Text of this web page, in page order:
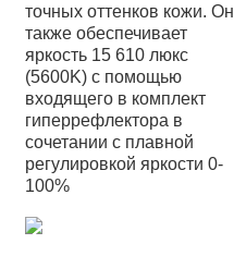
точных оттенков кожи. Он
также обеспечивает
яркость 15 610 люкс
(5600K) с помощью
входящего в комплект
гиперрефлектора в
сочетании с плавной
регулировкой яркости 0-
100%